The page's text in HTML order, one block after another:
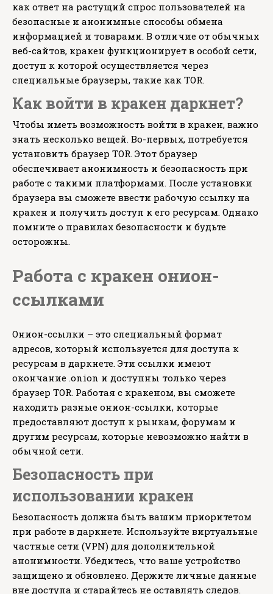
как ответ на растущий спрос пользователей на
безопасные и анонимные способы обмена
информацией и товарами. В отличие от обычных
веб-сайтов, кракен функционирует в особой сети,
доступ к которой осуществляется через
специальные браузеры, такие как TOR.
Как войти в кракен даркнет?
Чтобы иметь возможность войти в кракен, важно
знать несколько вещей. Во-первых, потребуется
установить браузер TOR. Этот браузер
обеспечивает анонимность и безопасность при
работе с такими платформами. После установки
браузера вы сможете ввести рабочую ссылку на
кракен и получить доступ к его ресурсам. Однако
помните о правилах безопасности и будьте
осторожны.
Работа с кракен онион-
ссылками
Онион-ссылки – это специальный формат
адресов, который используется для доступа к
ресурсам в даркнете. Эти ссылки имеют
окончание .onion и доступны только через
браузер TOR. Работая с кракеном, вы сможете
находить разные онион-ссылки, которые
предоставляют доступ к рынкам, форумам и
другим ресурсам, которые невозможно найти в
обычной сети.
Безопасность при
использовании кракен
Безопасность должна быть вашим приоритетом
при работе в даркнете. Используйте виртуальные
частные сети (VPN) для дополнительной
анонимности. Убедитесь, что ваше устройство
защищено и обновлено. Держите личные данные
вне доступа и старайтесь не оставлять следов.